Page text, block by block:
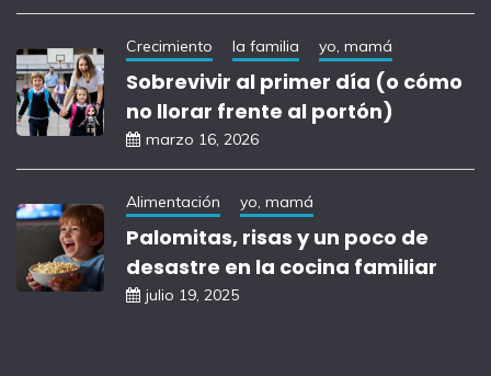
Crecimiento la familia yo, mamá
Sobrevivir al primer día (o cómo
no llorar frente al portón)
marzo 16, 2026
Alimentación yo, mamá
Palomitas, risas y un poco de
desastre en la cocina familiar
julio 19, 2025